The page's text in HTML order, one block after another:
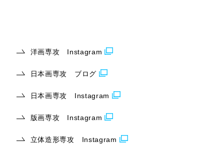
洋画専攻 Instagram
日本画専攻 ブログ
日本画専攻 Instagram
版画専攻 Instagram
立体造形専攻 Instagram